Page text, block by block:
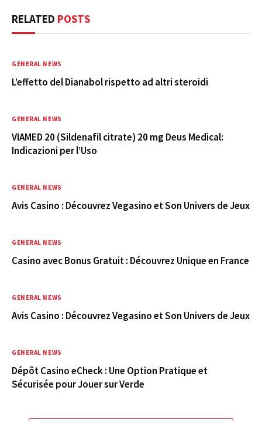
RELATED POSTS
GENERAL NEWS
L’effetto del Dianabol rispetto ad altri steroidi
GENERAL NEWS
VIAMED 20 (Sildenafil citrate) 20 mg Deus Medical:
Indicazioni per l’Uso
GENERAL NEWS
Avis Casino : Découvrez Vegasino et Son Univers de Jeux
GENERAL NEWS
Casino avec Bonus Gratuit : Découvrez Unique en France
GENERAL NEWS
Avis Casino : Découvrez Vegasino et Son Univers de Jeux
GENERAL NEWS
Dépôt Casino eCheck : Une Option Pratique et
Sécurisée pour Jouer sur Verde